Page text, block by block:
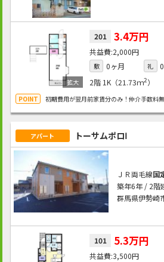
201 3.4万円
2,000円
敷 0ヶ月 礼
2階 1K（21.73ｍ2）
初期費用が翌月前家賃分のみ！仲介手数料
アパート トーサムポロⅠ
ＪＲ両毛線国
築年6年 / 2階
群馬県伊勢崎
101 5.3万円
3,500円